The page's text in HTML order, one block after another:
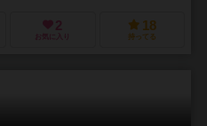
2
お気に入り
18
持ってる